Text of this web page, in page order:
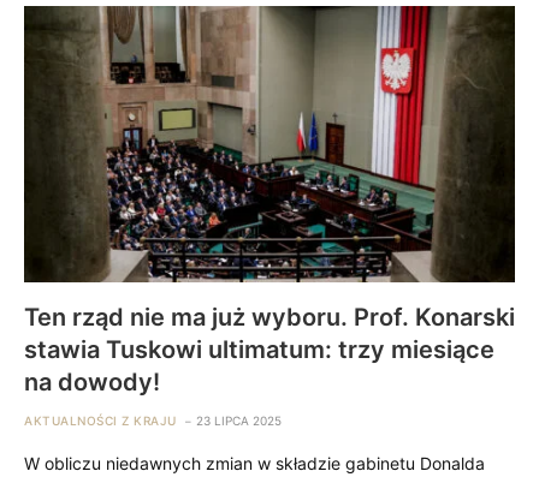
Ten rząd nie ma już wyboru. Prof. Konarski
stawia Tuskowi ultimatum: trzy miesiące
na dowody!
AKTUALNOŚCI Z KRAJU 23 LIPCA 2025
W obliczu niedawnych zmian w składzie gabinetu Donalda